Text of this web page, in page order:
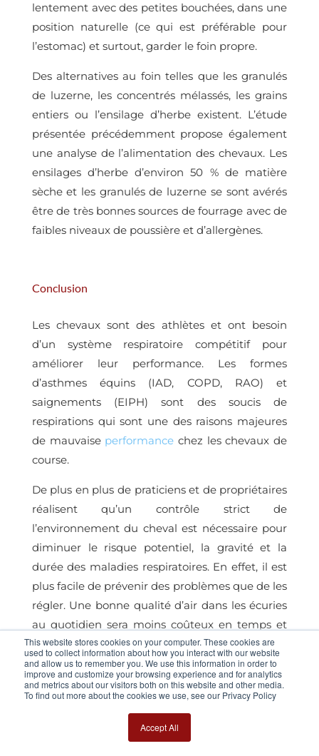
This website stores cookies on your computer. These cookies are
used to collect information about how you interact with our website
and allow us to remember you. We use this information in order to
improve and customize your browsing experience and for analytics
and metrics about our visitors both on this website and other media.
To find out more about the cookies we use, see our Privacy Policy
Accept All
lentement avec des petites bouchées, dans une
position naturelle (ce qui est préférable pour
l’estomac) et surtout, garder le foin propre.
Des alternatives au foin telles que les granulés
de luzerne, les concentrés mélassés, les grains
entiers ou l’ensilage d’herbe existent. L’étude
présentée précédemment propose également
une analyse de l’alimentation des chevaux. Les
ensilages d’herbe d’environ 50 % de matière
sèche et les granulés de luzerne se sont avérés
être de très bonnes sources de fourrage avec de
faibles niveaux de poussière et d’allergènes.
Conclusion
Les chevaux sont des athlètes et ont besoin
d’un système respiratoire compétitif pour
améliorer leur performance. Les formes
d’asthmes équins (IAD, COPD, RAO) et
saignements (EIPH) sont des soucis de
respirations qui sont une des raisons majeures
de mauvaise performance chez les chevaux de
course.
De plus en plus de praticiens et de propriétaires
réalisent qu’un contrôle strict de
l’environnement du cheval est nécessaire pour
diminuer le risque potentiel, la gravité et la
durée des maladies respiratoires. En effet, il est
plus facile de prévenir des problèmes que de les
régler. Une bonne qualité d’air dans les écuries
au quotidien sera moins coûteux en temps et
en argent que d’emmener son cheval chez le
vétérinaire.
Plusieurs approches peuvent être adoptées
pour améliorer la qualité de l’air respiré par les
chevaux en écurie. La conception et la gestion